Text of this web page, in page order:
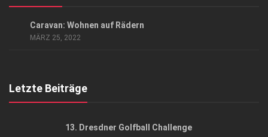
Caravan: Wohnen auf Rädern
MÄRZ 25, 2022
Letzte Beiträge
13. Dresdner Golfball Challenge